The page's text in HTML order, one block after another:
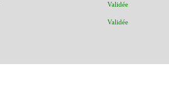
Validée
Validée